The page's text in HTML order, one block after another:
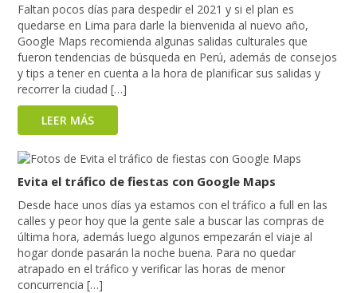
Faltan pocos días para despedir el 2021 y si el plan es
quedarse en Lima para darle la bienvenida al nuevo año,
Google Maps recomienda algunas salidas culturales que
fueron tendencias de búsqueda en Perú, además de consejos
y tips a tener en cuenta a la hora de planificar sus salidas y
recorrer la ciudad […]
LEER MÁS
Evita el tráfico de fiestas con Google Maps
Desde hace unos días ya estamos con el tráfico a full en las
calles y peor hoy que la gente sale a buscar las compras de
última hora, además luego algunos empezarán el viaje al
hogar donde pasarán la noche buena. Para no quedar
atrapado en el tráfico y verificar las horas de menor
concurrencia […]